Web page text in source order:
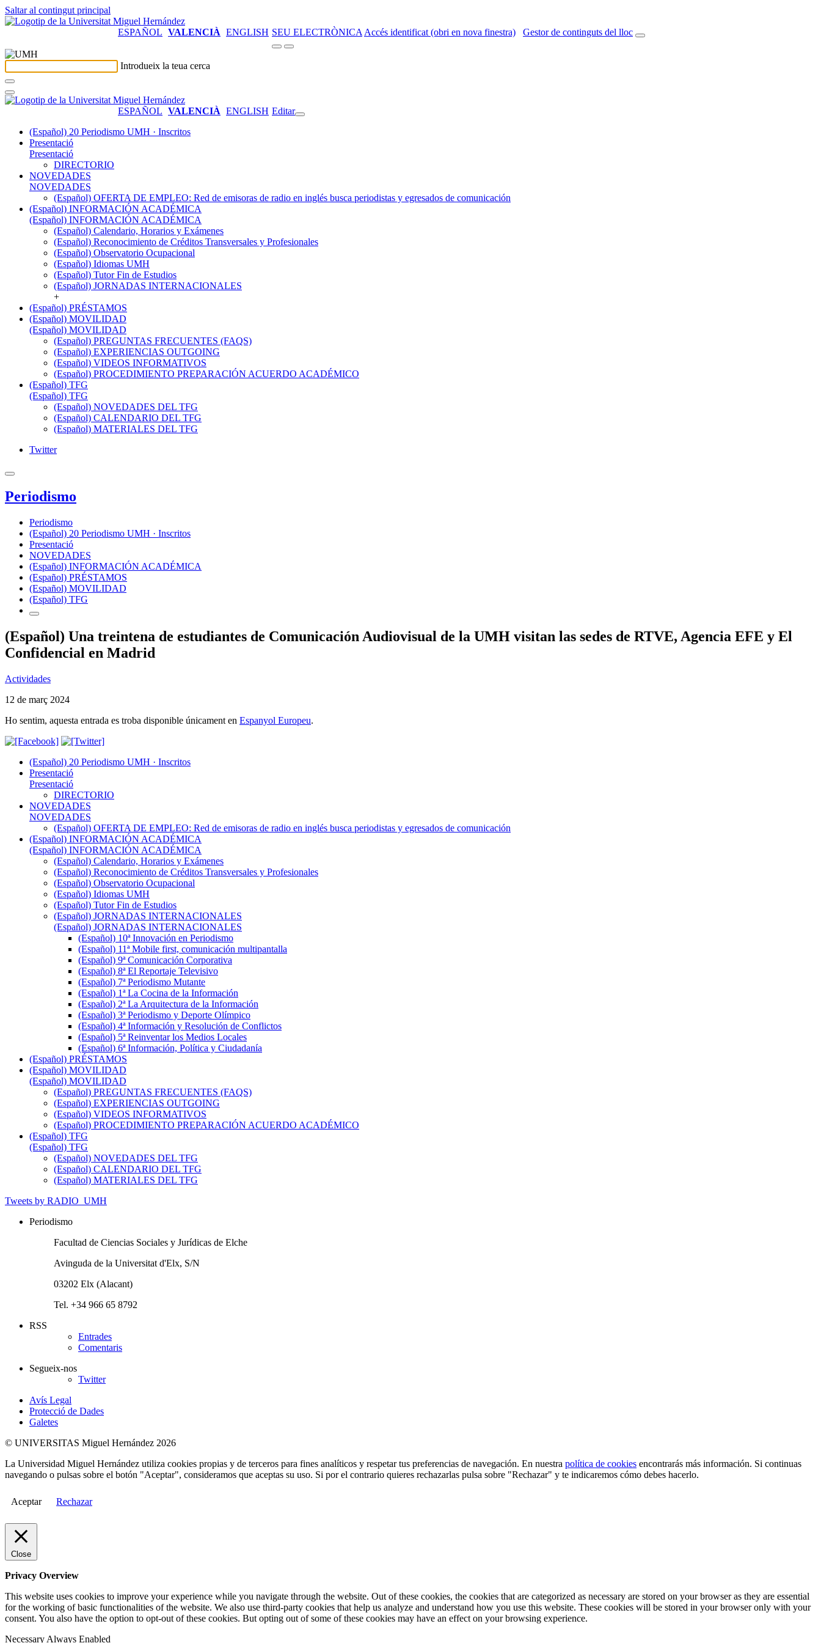
Saltar al contingut principal
ESPAÑOL VALENCIÀ ENGLISH SEU ELECTRÒNICA Accés identificat (obri en nova finestra) Gestor de continguts del lloc
Introdueix la teua cerca
ESPAÑOL VALENCIÀ ENGLISH Editar
(Español) 20 Periodismo UMH · Inscritos
Presentació
Presentació
DIRECTORIO
NOVEDADES
NOVEDADES
(Español) OFERTA DE EMPLEO: Red de emisoras de radio en inglés busca periodistas y egresados de comunicación
(Español) INFORMACIÓN ACADÉMICA
(Español) INFORMACIÓN ACADÉMICA
(Español) Calendario, Horarios y Exámenes
(Español) Reconocimiento de Créditos Transversales y Profesionales
(Español) Observatorio Ocupacional
(Español) Idiomas UMH
(Español) Tutor Fin de Estudios
(Español) JORNADAS INTERNACIONALES
+
(Español) PRÉSTAMOS
(Español) MOVILIDAD
(Español) MOVILIDAD
(Español) PREGUNTAS FRECUENTES (FAQS)
(Español) EXPERIENCIAS OUTGOING
(Español) VIDEOS INFORMATIVOS
(Español) PROCEDIMIENTO PREPARACIÓN ACUERDO ACADÉMICO
(Español) TFG
(Español) TFG
(Español) NOVEDADES DEL TFG
(Español) CALENDARIO DEL TFG
(Español) MATERIALES DEL TFG
Twitter
Periodismo
Periodismo
(Español) 20 Periodismo UMH · Inscritos
Presentació
NOVEDADES
(Español) INFORMACIÓN ACADÉMICA
(Español) PRÉSTAMOS
(Español) MOVILIDAD
(Español) TFG
(Español) Una treintena de estudiantes de Comunicación Audiovisual de la UMH visitan las sedes de RTVE, Agencia EFE y El
Confidencial en Madrid
Actividades
12 de març 2024
Ho sentim, aquesta entrada es troba disponible únicament en Espanyol Europeu.
(Español) 20 Periodismo UMH · Inscritos
Presentació
Presentació
DIRECTORIO
NOVEDADES
NOVEDADES
(Español) OFERTA DE EMPLEO: Red de emisoras de radio en inglés busca periodistas y egresados de comunicación
(Español) INFORMACIÓN ACADÉMICA
(Español) INFORMACIÓN ACADÉMICA
(Español) Calendario, Horarios y Exámenes
(Español) Reconocimiento de Créditos Transversales y Profesionales
(Español) Observatorio Ocupacional
(Español) Idiomas UMH
(Español) Tutor Fin de Estudios
(Español) JORNADAS INTERNACIONALES
(Español) JORNADAS INTERNACIONALES
(Español) 10ª Innovación en Periodismo
(Español) 11ª Mobile first, comunicación multipantalla
(Español) 9ª Comunicación Corporativa
(Español) 8ª El Reportaje Televisivo
(Español) 7ª Periodismo Mutante
(Español) 1ª La Cocina de la Información
(Español) 2ª La Arquitectura de la Información
(Español) 3ª Periodismo y Deporte Olímpico
(Español) 4ª Información y Resolución de Conflictos
(Español) 5ª Reinventar los Medios Locales
(Español) 6ª Información, Política y Ciudadanía
(Español) PRÉSTAMOS
(Español) MOVILIDAD
(Español) MOVILIDAD
(Español) PREGUNTAS FRECUENTES (FAQS)
(Español) EXPERIENCIAS OUTGOING
(Español) VIDEOS INFORMATIVOS
(Español) PROCEDIMIENTO PREPARACIÓN ACUERDO ACADÉMICO
(Español) TFG
(Español) TFG
(Español) NOVEDADES DEL TFG
(Español) CALENDARIO DEL TFG
(Español) MATERIALES DEL TFG
Tweets by RADIO_UMH
Periodismo
Facultad de Ciencias Sociales y Jurídicas de Elche
Avinguda de la Universitat d'Elx, S/N
03202 Elx (Alacant)
Tel. +34 966 65 8792
RSS
Entrades
Comentaris
Segueix-nos
Twitter
Avís Legal
Protecció de Dades
Galetes
© UNIVERSITAS Miguel Hernández 2026
La Universidad Miguel Hernández utiliza cookies propias y de terceros para fines analíticos y respetar tus preferencias de navegación. En nuestra política de cookies encontrarás más información. Si continuas
navegando o pulsas sobre el botón "Aceptar", consideramos que aceptas su uso. Si por el contrario quieres rechazarlas pulsa sobre "Rechazar" y te indicaremos cómo debes hacerlo.
Aceptar Rechazar
Close
Privacy Overview
This website uses cookies to improve your experience while you navigate through the website. Out of these cookies, the cookies that are categorized as necessary are stored on your browser as they are essential
for the working of basic functionalities of the website. We also use third-party cookies that help us analyze and understand how you use this website. These cookies will be stored in your browser only with your
consent. You also have the option to opt-out of these cookies. But opting out of some of these cookies may have an effect on your browsing experience.
Necessary Always Enabled